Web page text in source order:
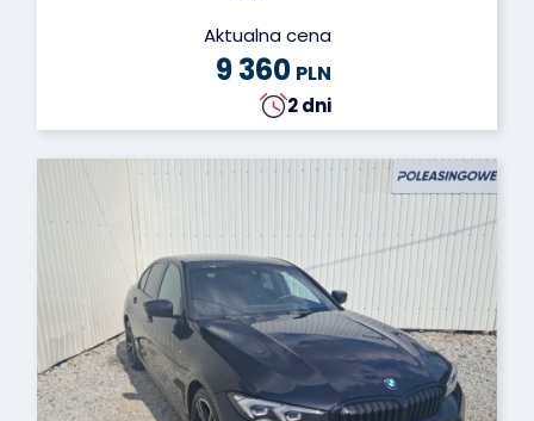
Aktualna cena
9 360 PLN
2 dni